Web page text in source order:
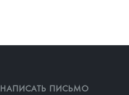
НАПИСАТЬ ПИСЬМО